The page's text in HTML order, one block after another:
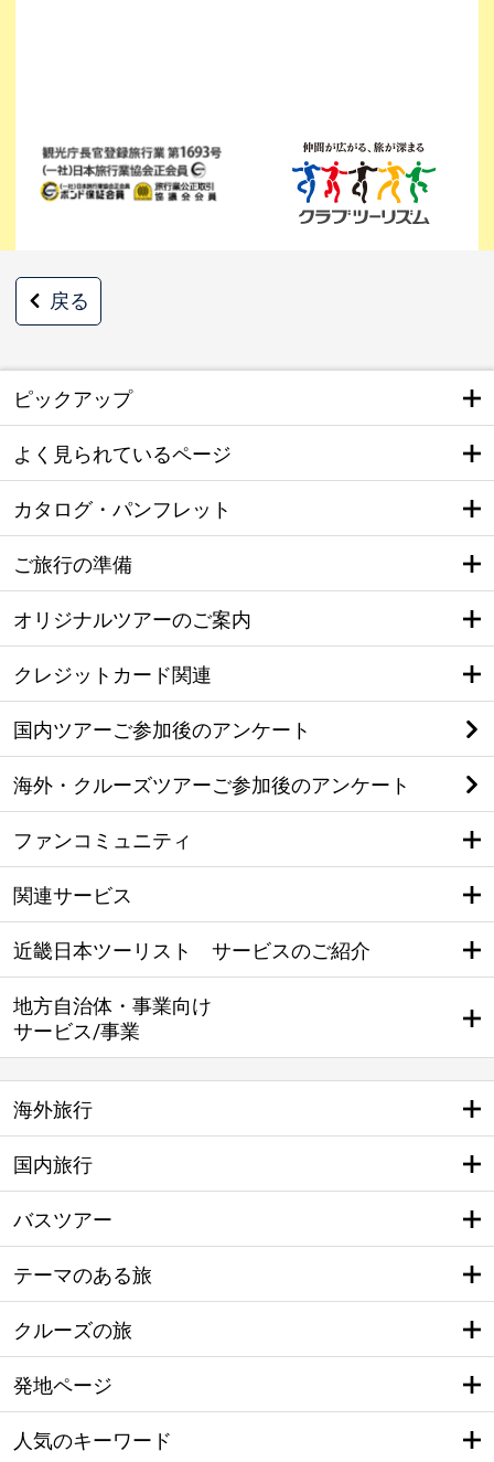
戻る
ピックアップ
よく見られているページ
カタログ・パンフレット
ご旅行の準備
オリジナルツアーのご案内
クレジットカード関連
国内ツアーご参加後のアンケート
海外・クルーズツアーご参加後のアンケート
ファンコミュニティ
関連サービス
近畿日本ツーリスト サービスのご紹介
地方自治体・事業向け
サービス/事業
海外旅行
国内旅行
バスツアー
テーマのある旅
クルーズの旅
発地ページ
人気のキーワード